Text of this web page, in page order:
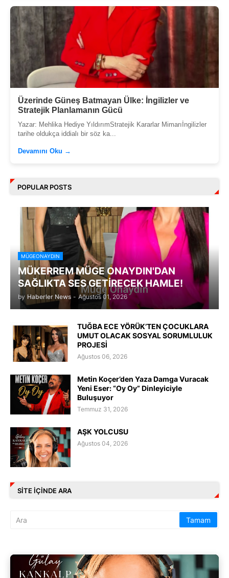
Üzerinde Güneş Batmayan Ülke: İngilizler ve
Stratejik Planlamanın Gücü
Yazar: Mehlika Hediye YıldırımStratejik Kararlar Mimarıİngilizler
tarihe oldukça iddialı bir söz ka...
Devamını Oku →
POPULAR POSTS
MÜGEONAYDIN
MÜKERREM MÜGE ONAYDIN'DAN
SAĞLIKTA SES GETİRECEK HAMLE!
by Haberler News - Ağustos 01, 2026
TUĞBA ECE YÖRÜK’TEN ÇOCUKLARA
UMUT OLACAK SOSYAL SORUMLULUK
PROJESİ
Ağustos 06, 2026
Metin Koçer’den Yaza Damga Vuracak
Yeni Eser: “Oy Oy” Dinleyiciyle
Buluşuyor
Temmuz 31, 2026
AŞK YOLCUSU
Ağustos 04, 2026
SITE IÇINDE ARA